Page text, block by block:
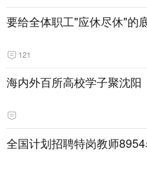
要给全体职工"应休尽休"的
121
海内外百所高校学子聚沈阳
全国计划招聘特岗教师8954